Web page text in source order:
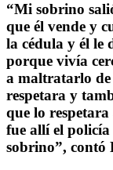
“Mi sobrino
que él vende y
la cédula y él le
porque vivía
a maltratarlo
respetara y
que lo
fue allí el
sobrino”, contó